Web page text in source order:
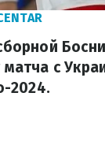
с
2024.